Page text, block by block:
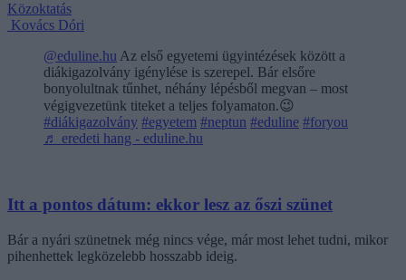
Közoktatás
Kovács Dóri
@eduline.hu Az első egyetemi ügyintézések között a
diákigazolvány igénylése is szerepel. Bár elsőre
bonyolultnak tűnhet, néhány lépésből megvan – most
végigvezetünk titeket a teljes folyamaton.😉
#diákigazolvány #egyetem #neptun #eduline #foryou
♬ eredeti hang - eduline.hu
Itt a pontos dátum: ekkor lesz az őszi szünet
Bár a nyári szünetnek még nincs vége, már most lehet tudni, mikor
pihenhettek legközelebb hosszabb ideig.